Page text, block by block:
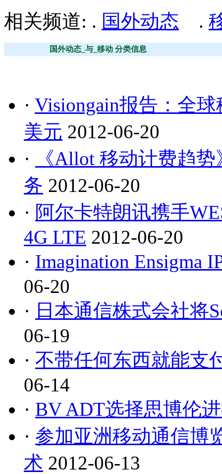
相关频道: . 国外动态 .
国外动态_与_移动 分类信息
· Visiongain报告：全
美元 2012-06-20
·
《Allot 移动计费趋
务 2012-06-20
· 阿尔卡特朗讯携手
4G LTE 2012-06-20
· Imagination Ensigma
06-20
· 日本通信株式会社将
06-19
· 不带任何东西就能支
06-14
· BV ADT选择思博伦
· 参加亚洲移动通信博
术 2012-06-13